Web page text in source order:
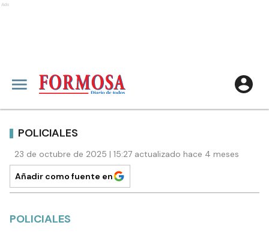
Ads
POLICIALES
23 de octubre de 2025 | 15:27 actualizado hace 4 meses
Añadir como fuente en
POLICIALES